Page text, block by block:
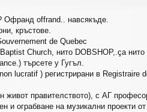
Офранд offrand.. навсякъде.
кръстове.
de Quebec
Church, нито DOBSHOP,.ça нито
търсете у Гугъл.
lucratif ) регистрирани в Registraire
живот правителството), с АГ
и ограбване на музикални проекти